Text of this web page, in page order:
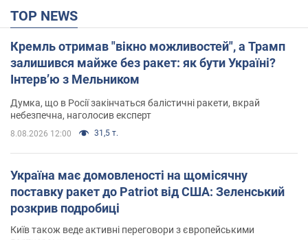
TOP NEWS
Кремль отримав "вікно можливостей", а Трамп
залишився майже без ракет: як бути Україні?
Інтерв’ю з Мельником
Думка, що в Росії закінчаться балістичні ракети, вкрай
небезпечна, наголосив експерт
8.08.2026 12:00 31,5 т.
Україна має домовленості на щомісячну
поставку ракет до Patriot від США: Зеленський
розкрив подробиці
Київ також веде активні переговори з європейськими